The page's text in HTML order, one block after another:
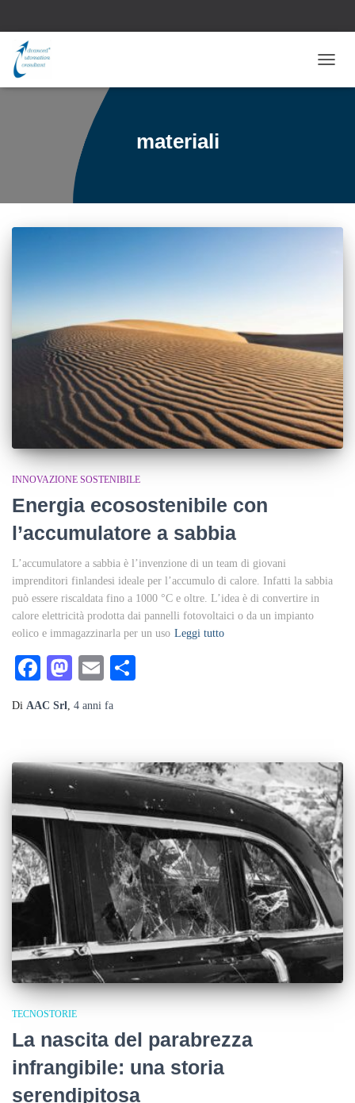
materiali
INNOVAZIONE SOSTENIBILE
Energia ecosostenibile con
l’accumulatore a sabbia
L’accumulatore a sabbia è l’invenzione di un team di giovani
imprenditori finlandesi ideale per l’accumulo di calore. Infatti la sabbia
può essere riscaldata fino a 1000 °C e oltre. L’idea è di convertire in
calore elettricità prodotta dai pannelli fotovoltaici o da un impianto
eolico e immagazzinarla per un uso Leggi tutto
Facebook
Mastodon
Email
Di AAC Srl 4 anni fa
TECNOSTORIE
La nascita del parabrezza
infrangibile: una storia
serendipitosa